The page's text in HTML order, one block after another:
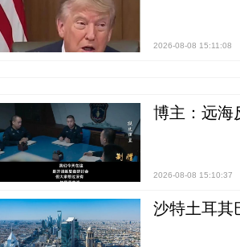
2026-08-08 15:11:08
博主：远海
2026-08-08 15:10:37
沙特土耳其